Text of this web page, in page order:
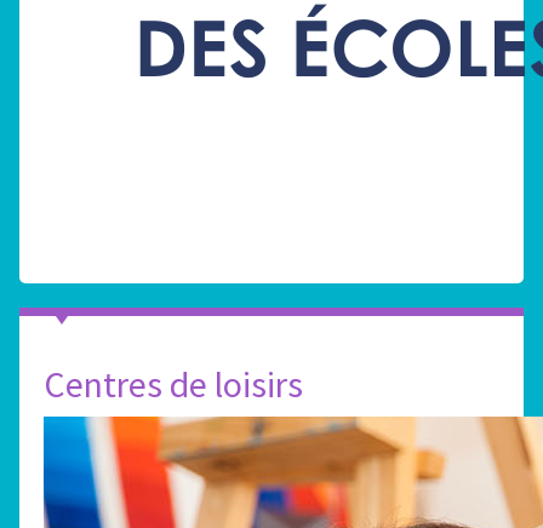
Centres de loisirs